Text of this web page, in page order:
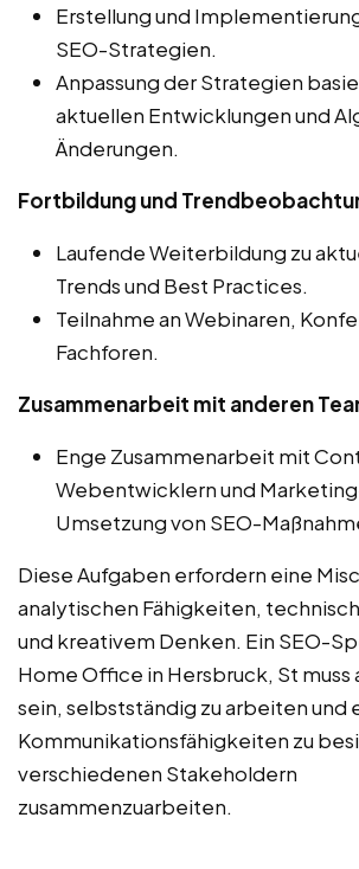
Erstellung und
SEO-Strategien.
Anpassung der Strategien
aktuellen Entwicklungen und
Änderungen.
Fortbildung und
Laufende Weiterbildung zu
Trends und Best Practices.
Teilnahme an Webinaren,
Fachforen.
Zusammenarbeit mit anderen
Enge Zusammenarbeit mit
Webentwicklern und
Umsetzung von SEO-
Diese Aufgaben erfordern eine
analytischen Fähigkeiten,
und kreativem Denken. Ein SEO-
Home Office in Hersbruck, St muss
sein, selbstständig zu arbeiten und
Kommunikationsfähigkeiten zu
verschiedenen Stakeholdern
zusammenzuarbeiten.